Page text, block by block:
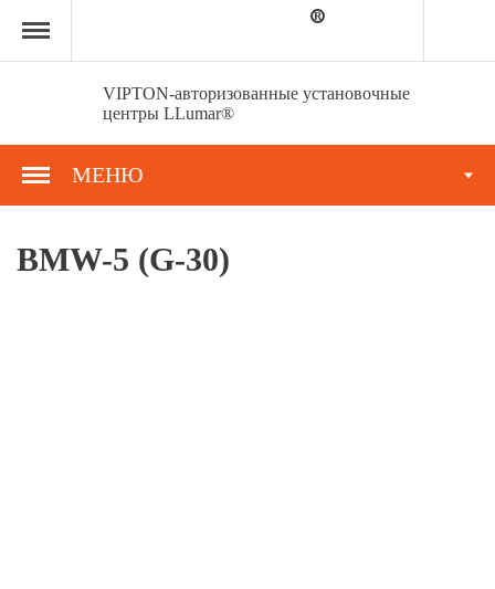
VIPTON-авторизованные установочные
центры LLumar®
страница
(G-
30)
МЕНЮ
BMW-5 (G-30)